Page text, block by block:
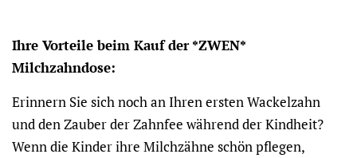
Ihre Vorteile beim Kauf der *ZWEN*
Milchzahndose:
Erinnern Sie sich noch an Ihren ersten Wackelzahn
und den Zauber der Zahnfee während der Kindheit?
Wenn die Kinder ihre Milchzähne schön pflegen,